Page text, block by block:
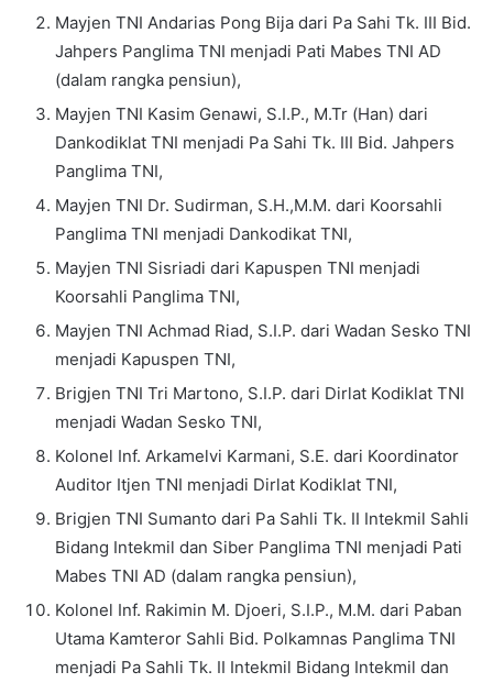
Mayjen TNI Andarias Pong Bija dari Pa Sahi Tk. III Bid.
Jahpers Panglima TNI menjadi Pati Mabes TNI AD
(dalam rangka pensiun),
Mayjen TNI Kasim Genawi, S.I.P., M.Tr (Han) dari
Dankodiklat TNI menjadi Pa Sahi Tk. III Bid. Jahpers
Panglima TNI,
Mayjen TNI Dr. Sudirman, S.H.,M.M. dari Koorsahli
Panglima TNI menjadi Dankodikat TNI,
Mayjen TNI Sisriadi dari Kapuspen TNI menjadi
Koorsahli Panglima TNI,
Mayjen TNI Achmad Riad, S.I.P. dari Wadan Sesko TNI
menjadi Kapuspen TNI,
Brigjen TNI Tri Martono, S.I.P. dari Dirlat Kodiklat TNI
menjadi Wadan Sesko TNI,
Kolonel Inf. Arkamelvi Karmani, S.E. dari Koordinator
Auditor Itjen TNI menjadi Dirlat Kodiklat TNI,
Brigjen TNI Sumanto dari Pa Sahli Tk. II Intekmil Sahli
Bidang Intekmil dan Siber Panglima TNI menjadi Pati
Mabes TNI AD (dalam rangka pensiun),
Kolonel Inf. Rakimin M. Djoeri, S.I.P., M.M. dari Paban
Utama Kamteror Sahli Bid. Polkamnas Panglima TNI
menjadi Pa Sahli Tk. II Intekmil Bidang Intekmil dan